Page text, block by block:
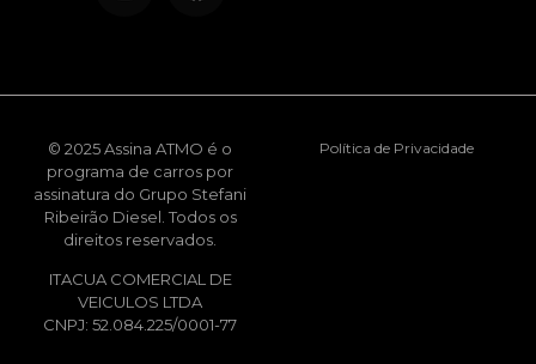
© 2025 Assina ATMO é o
programa de carros por
assinatura do Grupo Stefani
Ribeirão Diesel. Todos os
direitos reservados.
ITACUA COMERCIAL DE
VEICULOS LTDA
CNPJ: 52.084.225/0001-77
Política de Privacidade